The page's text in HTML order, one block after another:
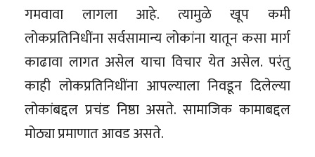
गमवावा लागला आहे. त्यामुळे खूप कमी
लोकप्रतिनिधींना सर्वसामान्य लोकांना यातून कसा मार्ग
काढावा लागत असेल याचा विचार येत असेल. परंतु
काही लोकप्रतिनिधींना आपल्याला निवडून दिलेल्या
लोकांबद्दल प्रचंड निष्ठा असते. सामाजिक कामाबद्दल
मोठ्या प्रमाणात आवड असते.